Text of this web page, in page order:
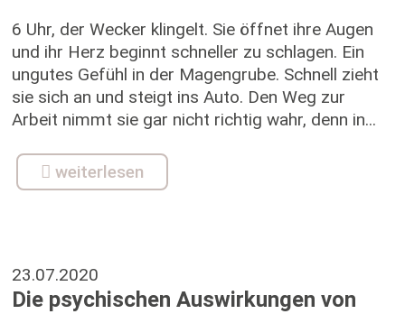
6 Uhr, der Wecker klingelt. Sie öffnet ihre Augen
und ihr Herz beginnt schneller zu schlagen. Ein
ungutes Gefühl in der Magengrube. Schnell zieht
sie sich an und steigt ins Auto. Den Weg zur
Arbeit nimmt sie gar nicht richtig wahr, denn in...
weiterlesen
23.07.2020
Die psychischen Auswirkungen von